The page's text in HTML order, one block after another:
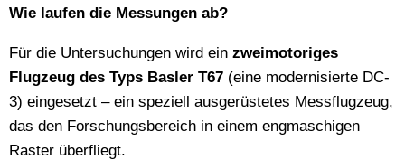
Wie laufen die Messungen ab?
Für die Untersuchungen wird ein zweimotoriges
Flugzeug des Typs Basler T67 (eine modernisierte DC-
3) eingesetzt – ein speziell ausgerüstetes Messflugzeug,
das den Forschungsbereich in einem engmaschigen
Raster überfliegt.